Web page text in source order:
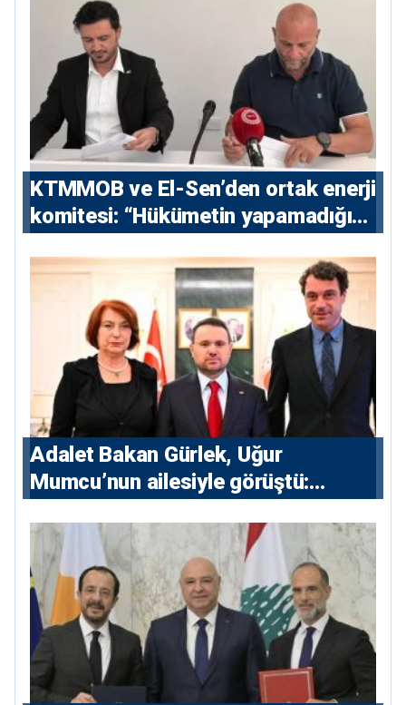
KTMMOB ve El-Sen’den ortak enerji
komitesi: “Hükümetin yapamadığını
Adalet Bakan Gürlek, Uğur
Mumcu’nun ailesiyle görüştü:
devlet isterse her olayı ortaya
çıkarır”